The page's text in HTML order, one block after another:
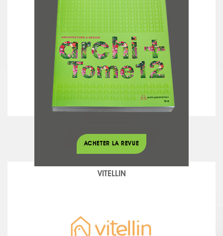
BE YOURSELF PHOTOGRAPHIE
Photographe Architecture
VITELLIN
ACHETER LA REVUE